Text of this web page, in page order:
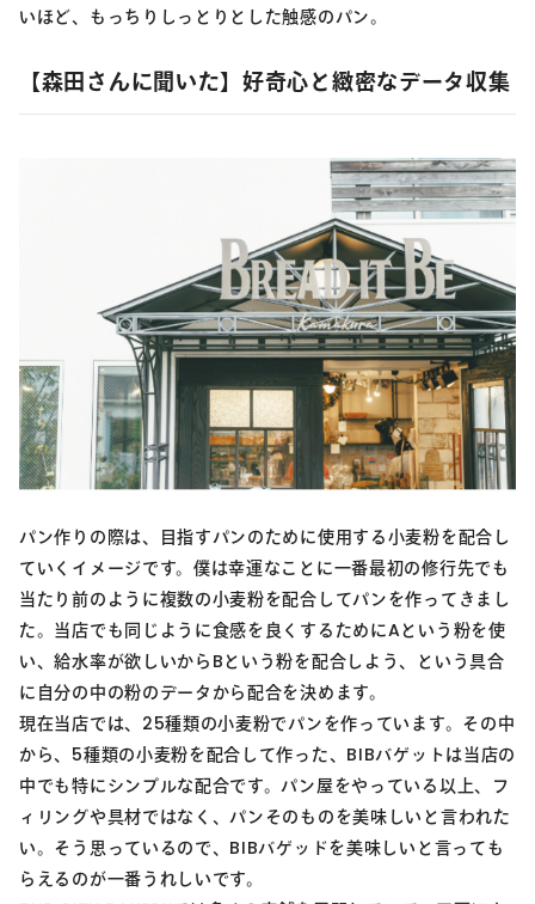
いほど、もっちりしっとりとした触感のパン。
【森田さんに聞いた】好奇心と緻密なデータ収集
パン作りの際は、目指すパンのために使用する小麦粉を配合し
ていくイメージです。僕は幸運なことに一番最初の修行先でも
当たり前のように複数の小麦粉を配合してパンを作ってきまし
た。当店でも同じように食感を良くするためにAという粉を使
い、給水率が欲しいからBという粉を配合しよう、という具合
に自分の中の粉のデータから配合を決めます。
現在当店では、25種類の小麦粉でパンを作っています。その中
から、5種類の小麦粉を配合して作った、BIBバゲットは当店の
中でも特にシンプルな配合です。パン屋をやっている以上、フ
ィリングや具材ではなく、パンそのものを美味しいと言われた
い。そう思っているので、BIBバゲッドを美味しいと言っても
らえるのが一番うれしいです。